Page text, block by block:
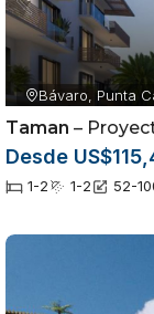
Bávaro, Punta
Taman – Proyecto
Desde
1-2 1-2 52-